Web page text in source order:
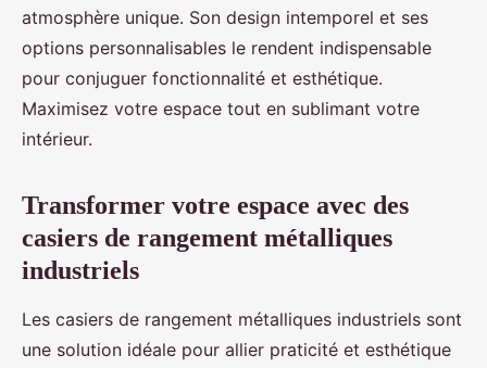
atmosphère unique. Son design intemporel et ses
options personnalisables le rendent indispensable
pour conjuguer fonctionnalité et esthétique.
Maximisez votre espace tout en sublimant votre
intérieur.
Transformer votre espace avec des
casiers de rangement métalliques
industriels
Les casiers de rangement métalliques industriels sont
une solution idéale pour allier praticité et esthétique